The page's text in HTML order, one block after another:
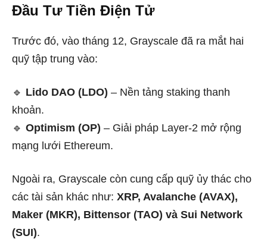
Đầu Tư Tiền Điện Tử
Trước đó, vào tháng 12, Grayscale đã ra mắt hai
quỹ tập trung vào:
🔹 Lido DAO (LDO) – Nền tảng staking thanh
khoản.
🔹 Optimism (OP) – Giải pháp Layer-2 mở rộng
mạng lưới Ethereum.
Ngoài ra, Grayscale còn cung cấp quỹ ủy thác cho
các tài sản khác như: XRP, Avalanche (AVAX),
Maker (MKR), Bittensor (TAO) và Sui Network
(SUI).